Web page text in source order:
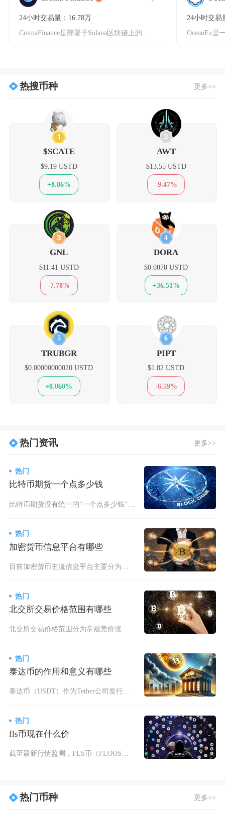
24小时交易量：16.78万
24小时交易
热搜币种 更多>>
1
$SCATE
$9.19 USTD
+8.86%
2
AWT
$13.55 USTD
-9.47%
3
GNL
$11.41 USTD
-7.78%
4
DORA
$0.0078 USTD
+36.51%
5
TRUBGR
$0.00000000020 USTD
+0.060%
6
PIPT
$1.82 USTD
-6.59%
热门资讯 更多>>
热门
比特币期货一个点多少钱
比特币期货没有统一的“一个点多少钱”标准，芝商所标准BTC期货合约，比特币价格每波动1美元
热门
加密货币信息平台有哪些
热门
北交所交易价格范围有哪些
热门
泰达币的作用和意义有哪些
泰达币（USDT）作为Tether公司发行、锚定美元1:1的稳定币，核心作用与意义集中在搭
热门
fls币现在什么价
截至最新行情监测，FLS币（FLOOS）实时报价约0.00039元人民币，折合美元价格0.
热门币种 更多>>